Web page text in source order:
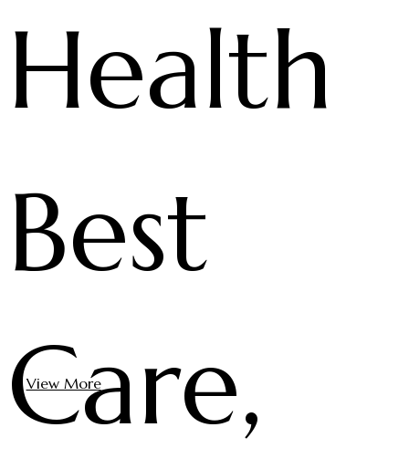
베스트장내과는
그리고 끊임없이
View More
Health
Best
Care,